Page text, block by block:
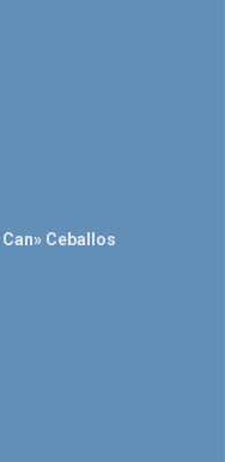
Ceballos